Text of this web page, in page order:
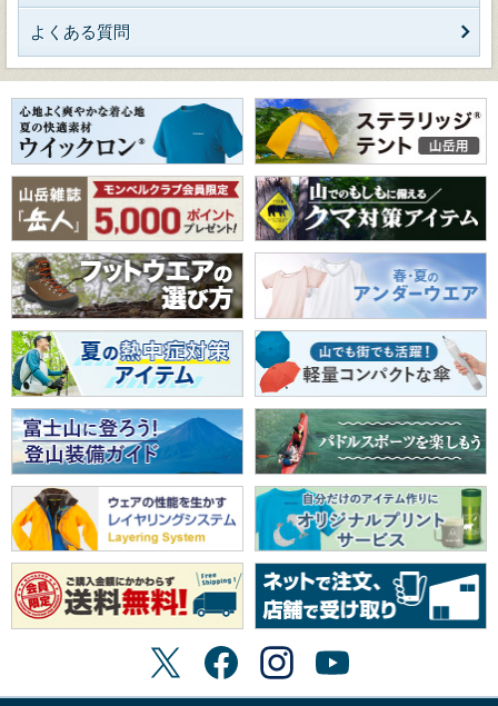
よくある質問